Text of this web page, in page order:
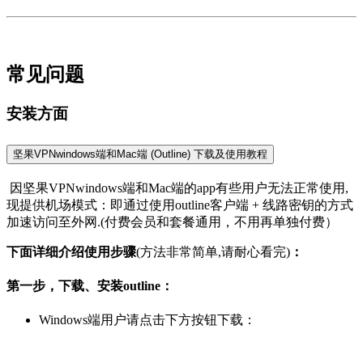
常见问题
安装方面
坚果VPNwindows端和Mac端 (Outline) 下载及使用教程
因坚果VPNwindows端和Mac端的app有些用户无法正常使用,
现提供机场模式：即通过使用outline客户端 + 线路密钥的方式
加速访问至外网.(付费会员和套餐通用，不用再单独付费）
下面详细介绍使用步骤(方法非常简单,请耐心看完) ：
第一步，下载、安装outline：
Windows端用户请点击下方按钮下载：